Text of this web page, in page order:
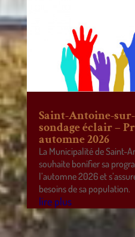
Saint-Antoine-
sondage éclair –
automne 2026
La Municipalité de Saint-
souhaite bonifier sa
l’automne 2026 et
besoins de sa population.
lire plus